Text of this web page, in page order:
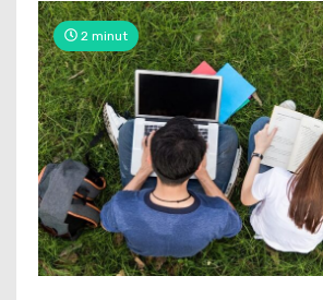
2 minut